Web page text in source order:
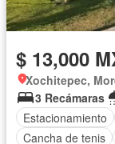
$ 13,000
Xochitepec,
3 Recámaras
Estacionamiento
Cancha de tenis